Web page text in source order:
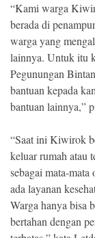
“Kami warga
berada di
warga yang
lainnya. Untuk itu
Pegunungan
bantuan kepada
bantuan lainnya,”
“Saat ini Kiwirok
keluar rumah atau
sebagai mata-
ada layanan
Warga hanya bisa
bertahan dengan